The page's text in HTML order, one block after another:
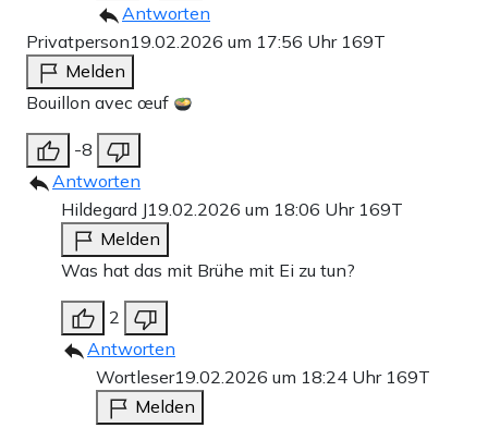
Antworten
Privatperson19.02.2026 um 17:56 Uhr 169T
Melden
Bouillon avec œuf
-8
Antworten
Hildegard J19.02.2026 um 18:06 Uhr 169T
Melden
Was hat das mit Brühe mit Ei zu tun?
2
Antworten
Wortleser19.02.2026 um 18:24 Uhr 169T
Melden